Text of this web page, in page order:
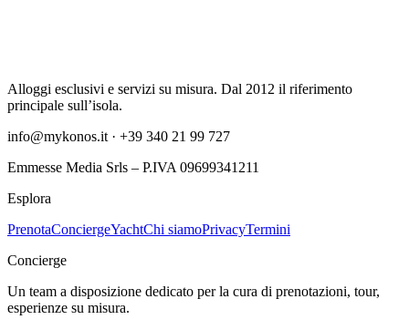
Alloggi esclusivi e servizi su misura. Dal 2012 il riferimento
principale sull’isola.
info@mykonos.it · +39 340 21 99 727
Emmesse Media Srls – P.IVA 09699341211
Esplora
PrenotaConciergeYachtChi siamoPrivacyTermini
Concierge
Un team a disposizione dedicato per la cura di prenotazioni, tour,
esperienze su misura.